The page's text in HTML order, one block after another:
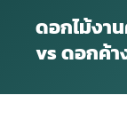
ดอกไม้หน้าศพ
พวงหรีด กรุงเทพ
ไม้งานแต่ง
พวงหรีดพัดลม
รับจัดงานศพ
ดอกไม้งา
vs ดอกค้า